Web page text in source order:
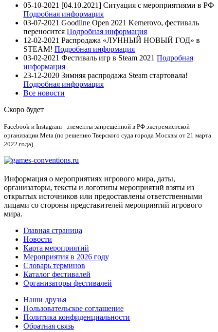
05-10-2021 [04.10.2021] Ситуация с мероприятиями в РФ
Подробная информация
03-07-2021 Goodline Open 2021 Kemerovo, фестиваль
переносится Подробная информация
12-02-2021 Распродажа «ЛУННЫЙ НОВЫЙ ГОД» в
STEAM! Подробная информация
03-02-2021 Фестиваль игр в Steam 2021 Подробная
информация
23-12-2020 Зимняя распродажа Steam стартовала!
Подробная информация
Все новости
Скоро будет
Facebook и Instagram - элементы запрещённой в РФ экстремистской
организации Meta (по решению Тверского суда города Москвы от 21 марта
2022 года).
Информация о мероприятиях игрового мира, даты,
организаторы, тексты и логотипы мероприятий взяты из
открытых источников или предоставлены ответственными
лицами со стороны представителей мероприятий игрового
мира.
Главная страница
Новости
Карта мероприятий
Мероприятия в 2026 году
Словарь терминов
Каталог фестивалей
Организаторы фестивалей
Наши друзья
Пользовательское соглашение
Политика конфиденциальности
Обратная связь